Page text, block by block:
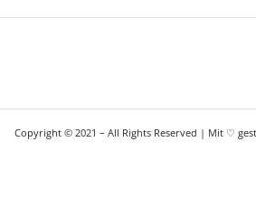
Copyright © 2021 – All Rights Reserved | Mit ♡